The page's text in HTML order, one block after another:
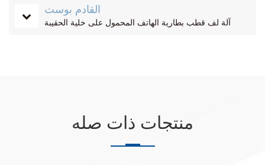
القادم بوست
آلة لف قطب بطارية الهاتف المحمول على خلية الحقيبة
منتجات ذات صله